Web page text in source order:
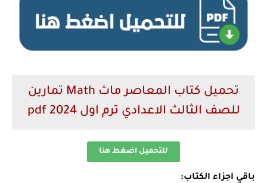
تحميل كتاب المعاصر ماث Math تمارين
للصف الثالث الاعدادي ترم اول 2024 pdf
للتحميل اضغط هنا
باقي اجزاء الكتاب: